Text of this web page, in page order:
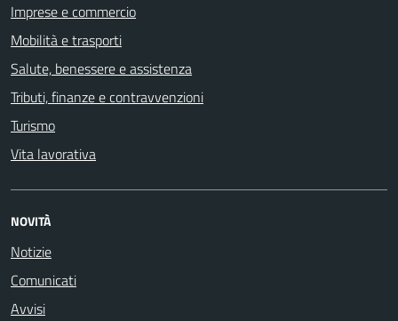
Imprese e commercio
Mobilità e trasporti
Salute, benessere e assistenza
Tributi, finanze e contravvenzioni
Turismo
Vita lavorativa
NOVITÀ
Notizie
Comunicati
Avvisi